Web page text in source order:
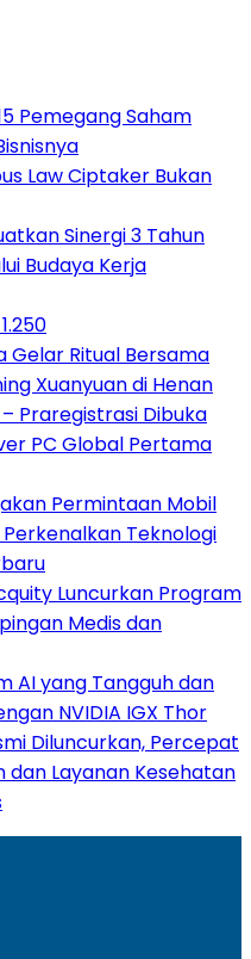
Pemegang Saham
Law Ciptaker Bukan
Sinergi 3 Tahun
Budaya Kerja
Gelar Ritual Bersama
Xuanyuan di Henan
Praregistrasi Dibuka
PC Global Pertama
Permintaan Mobil
Perkenalkan Teknologi
Luncurkan Program
Medis dan
AI yang Tangguh dan
NVIDIA IGX Thor
Diluncurkan, Percepat
dan Layanan Kesehatan